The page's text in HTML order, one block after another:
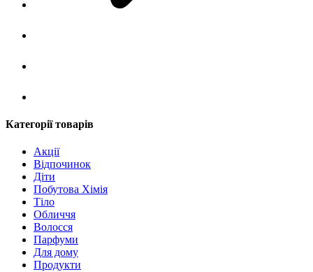
Категорії товарів
Акції
Відпочинок
Діти
Побутова Хімія
Тіло
Обличчя
Волосся
Парфуми
Для дому
Продукти